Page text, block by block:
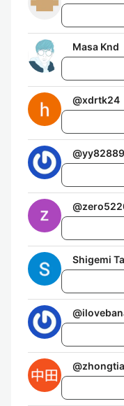
Masa Knd
@xdrtk24
@
@
Shigemi
@
@